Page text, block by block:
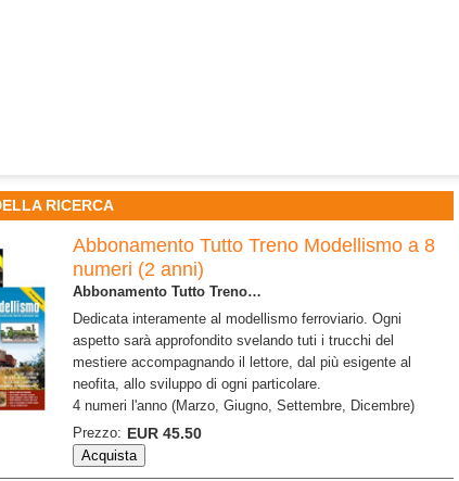
RICERCA
Abbonamento Tutto Treno Modellismo a 8
numeri (2 anni)
Abbonamento Tutto Treno…
Dedicata interamente al modellismo ferroviario. Ogni
aspetto sarà approfondito svelando tuti i trucchi del
mestiere accompagnando il lettore, dal più esigente al
neofita, allo sviluppo di ogni particolare.
4 numeri l'anno (Marzo, Giugno, Settembre, Dicembre)
EUR 45.50
Prezzo: